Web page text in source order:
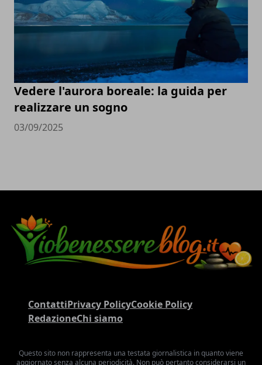
Vedere l'aurora boreale: la guida per
realizzare un sogno
03/09/2025
ContattiPrivacy PolicyCookie Policy
RedazioneChi siamo
Questo sito non rappresenta una testata giornalistica in quanto viene
aggiornato senza alcuna periodicità. Non può pertanto considerarsi un